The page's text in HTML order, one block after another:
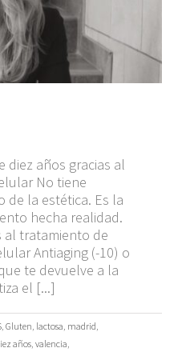
diez años gracias al
No tiene
de la estética. Es la
hecha realidad.
al tratamiento de
Antiaging (-10) o
te devuelve a la
el [...]
Gluten lactosa madrid
años valencia